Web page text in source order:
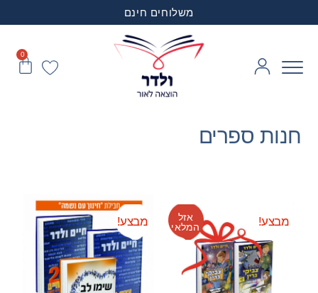
משלוחים חינם
0
חנות ספרים
אזל
המלאי
מבצע! מבצע!